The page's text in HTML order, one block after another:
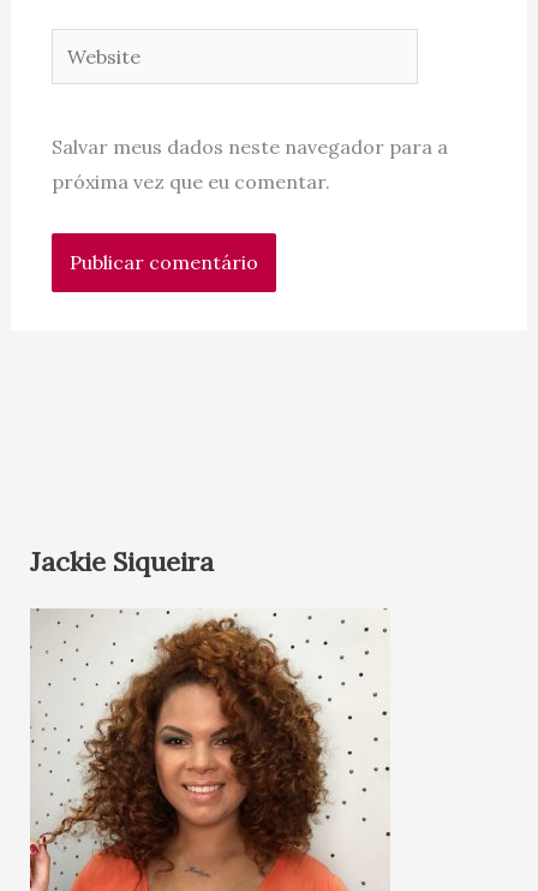
Website
Salvar meus dados neste navegador para a
próxima vez que eu comentar.
Jackie Siqueira